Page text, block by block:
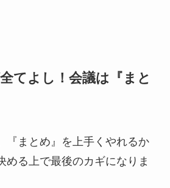
てよし！会議は『まと
『まとめ』を上手くやれるか
める上で最後のカギになりま